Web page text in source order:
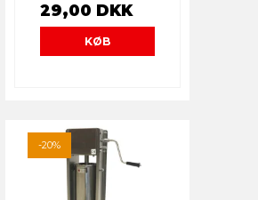
29,00 DKK
KØB
-20%